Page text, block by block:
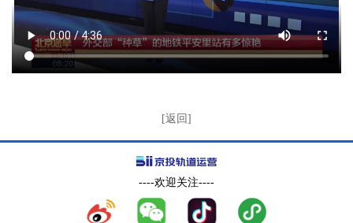
[返回]
----欢迎关注----